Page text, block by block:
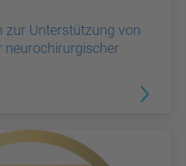
zur Unterstützung von
neurochirurgischer